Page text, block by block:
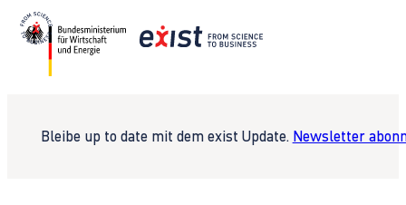
Bleibe up to date mit dem exist Update. Newsletter